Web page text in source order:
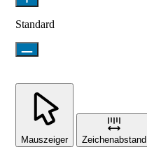
Standard
Mauszeiger Zeichenabstand